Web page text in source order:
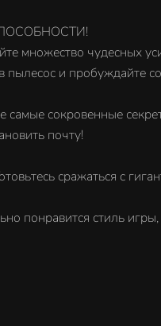
множество чудесных
пылесос и пробуждайте
сокровенные
почту!
сражаться с
стиль